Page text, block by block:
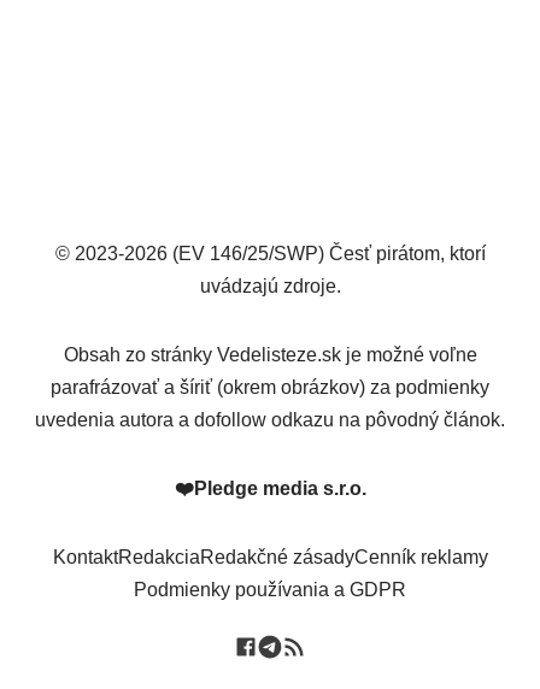
© 2023-2026 (EV 146/25/SWP) Česť pirátom, ktorí
uvádzajú zdroje.
Obsah zo stránky Vedelisteze.sk je možné voľne
parafrázovať a šíriť (okrem obrázkov) za podmienky
uvedenia autora a dofollow odkazu na pôvodný článok.
❤️Pledge media s.r.o.
KontaktRedakciaRedakčné zásadyCenník reklamy
Podmienky používania a GDPR